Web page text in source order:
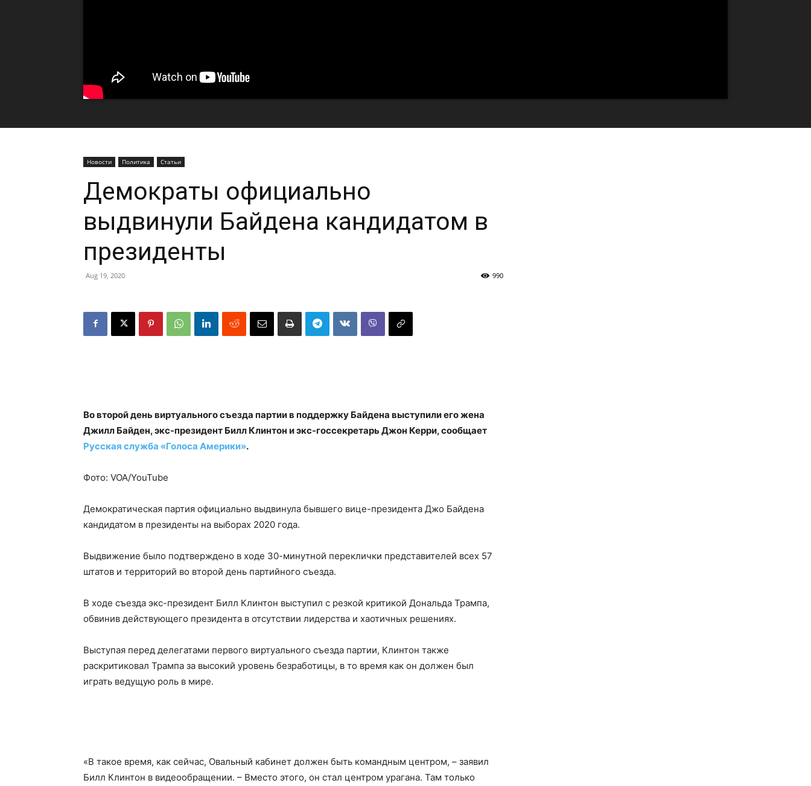
Новости Политика Статьи
Демократы официально
выдвинули Байдена кандидатом в
президенты
Aug 19, 2020 990
Во второй день виртуального съезда партии в поддержку Байдена выступили его жена
Джилл Байден, экс-президент Билл Клинтон и экс-госсекретарь Джон Керри, сообщает
Русская служба «Голоса Америки».
Фото: VOA/YouTube
Демократическая партия официально выдвинула бывшего вице-президента Джо Байдена
кандидатом в президенты на выборах 2020 года.
Выдвижение было подтверждено в ходе 30-минутной переклички представителей всех 57
штатов и территорий во второй день партийного съезда.
В ходе съезда экс-президент Билл Клинтон выступил с резкой критикой Дональда Трампа,
обвинив действующего президента в отсутствии лидерства и хаотичных решениях.
Выступая перед делегатами первого виртуального съезда партии, Клинтон также
раскритиковал Трампа за высокий уровень безработицы, в то время как он должен был
играть ведущую роль в мире.
«В такое время, как сейчас, Овальный кабинет должен быть командным центром, – заявил
Билл Клинтон в видеообращении. – Вместо этого, он стал центром урагана. Там только